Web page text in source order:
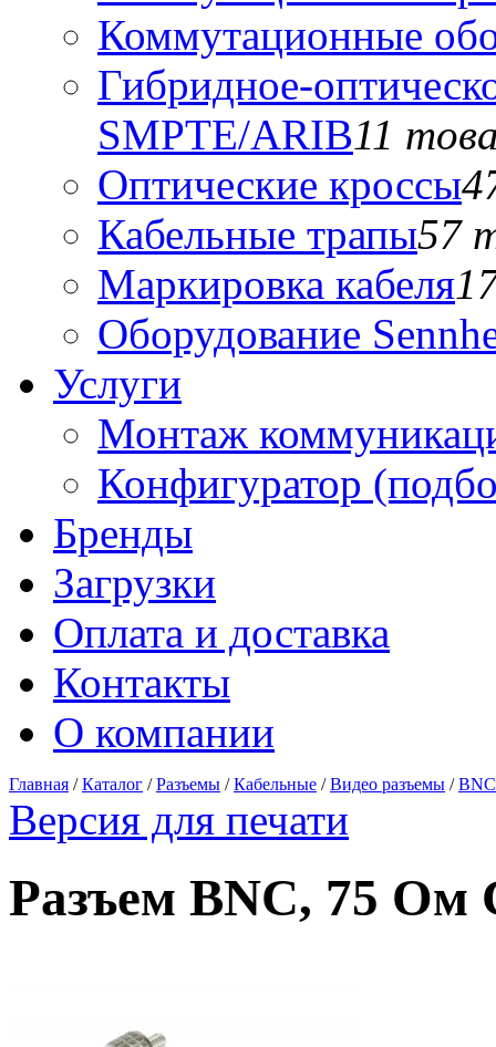
Коммутационные
Гибридное-
SMPTE/ARIB11
Оптические кроссы
Кабельные трапы57
Маркировка кабеля
Оборудование
Услуги
Монтаж
Конфигуратор
Бренды
Загрузки
Оплата и доставка
Контакты
О компании
Главная /Каталог /Разъемы /Кабельные /Видео разъемы /
Версия для печати
Разъем BNC, 75 Ом